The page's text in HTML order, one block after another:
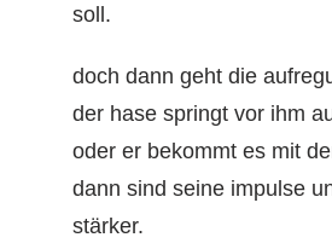
soll.
doch dann geht die
der hase springt vor ihm
oder er bekommt es mit
dann sind seine impulse
stärker.